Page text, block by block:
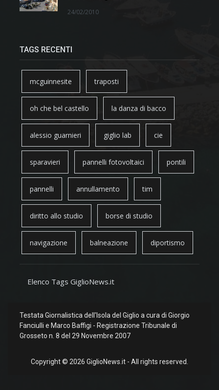
24/02/2010
TAGS RECENTI
mcguinnesite traposti
oh che bel castello la danza di bacco
alessio guarnieri giglio lab cie
sparavieri pannelli fotovoltaici pontili
pannelli annullamento tim
diritto allo studio borse di studio
navigazione balneazione diportismo
Elenco Tags GiglioNews.it
Testata Giornalistica dell'Isola del Giglio a cura di Giorgio
Fanciulli e Marco Baffigi - Registrazione Tribunale di
Grosseto n. 8 del 29 Novembre 2007
Copyright © 2026 GiglioNews.it - All rights reserved.